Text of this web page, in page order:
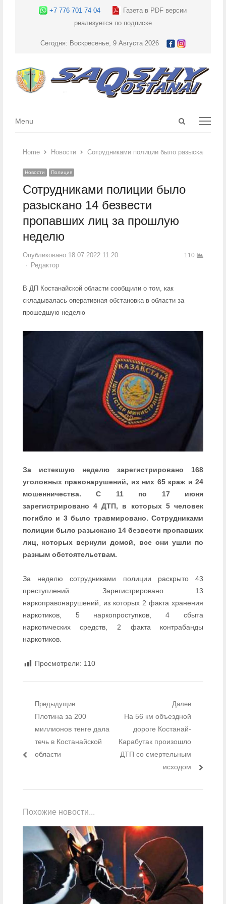
+7 776 701 74 04
Газета в PDF версии
реализуется по подписке
Сегодня: Воскресенье, 9 Августа 2026
Open
Menu
Menu
Home Новости Сотрудниками полиции было разыскано 14
Новости Полиция
Сотрудниками полиции было
разыскано 14 безвести
пропавших лиц за прошлую
неделю
Опубликовано:18.07.2022 11:20
Author
Редактор
110
В ДП Костанайской области сообщили о том, как
складывалась оперативная обстановка в области за
прошедшую неделю
За истекшую неделю зарегистрировано 168
уголовных правонарушений, из них 65 краж и 24
мошенничества. С 11 по 17 июня
зарегистрировано 4 ДТП, в которых 5 человек
погибло и 3 было травмировано. Сотрудниками
полиции было разыскано 14 безвести пропавших
лиц, которых вернули домой, все они ушли по
разным обстоятельствам.
За неделю сотрудниками полиции раскрыто 43
преступлений. Зарегистрировано 13
наркоправонарушений, из которых 2 факта хранения
наркотиков, 5 наркопроступков, 4 сбыта
наркотических средств, 2 факта контрабанды
наркотиков.
Просмотрели: 110
Навигация по записям
Предыдущие
Предыдущий пост:
Плотина за 200
миллионов тенге дала
течь в Костанайской
области
Далее
Следующий пост:
На 56 км объездной
дороге Костанай-
Карабутак произошло
ДТП со смертельным
исходом
Похожие новости...